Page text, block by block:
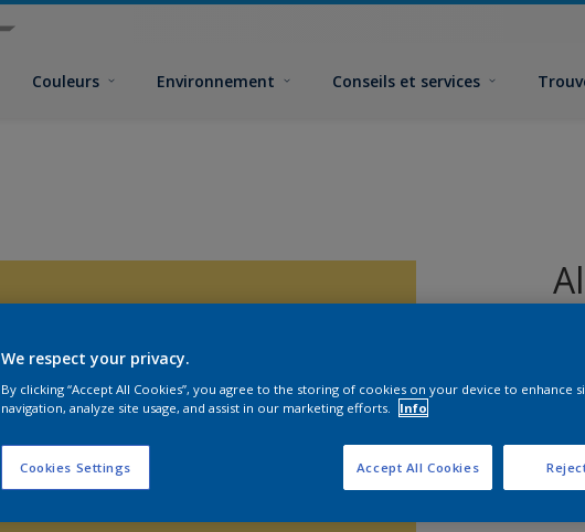
Couleurs Environnement Conseils et services
We respect your privacy.
By clicking “Accept All Cookies”, you agree to the storing of cookies on your device to enhance
navigation, analyze site usage, and assist in our marketing efforts.
Info
Cookies Settings Accept All Cookies